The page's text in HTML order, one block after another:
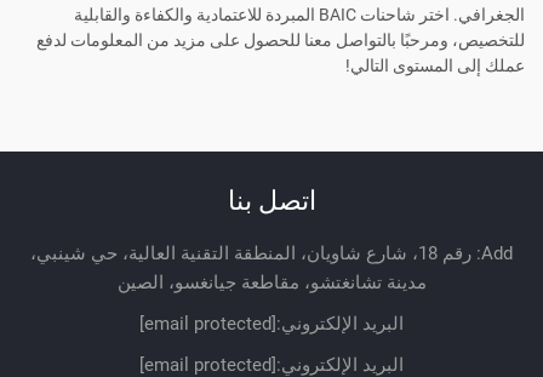
الجغرافي. اختر شاحنات BAIC المبردة للاعتمادية والكفاءة والقابلية
للتخصيص، ومرحبًا بالتواصل معنا للحصول على مزيد من المعلومات لدفع
عملك إلى المستوى التالي!
اتصل بنا
Add: رقم 18، شارع شاويان، المنطقة التقنية العالية، حي شينبي،
مدينة تشانغتشو، مقاطعة جيانغسو، الصين
البريد الإلكتروني:[email protected]
البريد الإلكتروني:[email protected]